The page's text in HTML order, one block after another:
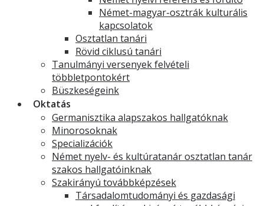
Német-magyar-osztrák kulturális
kapcsolatok
Osztatlan tanári
Rövid ciklusú tanári
Tanulmányi versenyek felvételi
többletpontokért
Büszkeségeink
Oktatás
Germanisztika alapszakos hallgatóknak
Minorosoknak
Specializációk
Német nyelv- és kultúratanár osztatlan tanár
szakos hallgatóinknak
Szakirányú továbbképzések
Társadalomtudományi és gazdasági